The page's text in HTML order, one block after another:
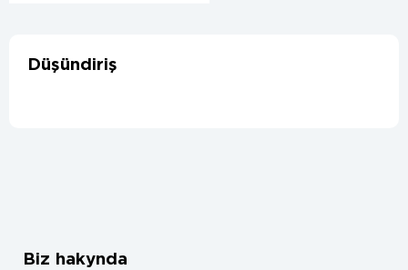
Düşündiriş
Biz hakynda